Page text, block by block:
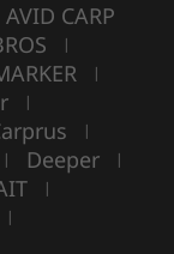
AVID CARP
|
|
|
|
| Deeper |
|
|